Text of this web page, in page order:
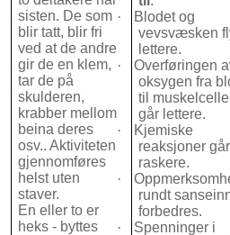
sisten. De som
blir tatt, blir fri
ved at de andre
gir de en klem,
tar de på
skulderen,
krabber mellom
beina deres
osv.. Aktiviteten
gjennomføres
helst uten
staver.
En eller to er
heks - byttes
·
Blodet og
vevsvæsken
lettere.
·
Overføringen
oksygen fra
til
går lettere.
·
Kjemiske
reaksjoner går
raskere.
·
rundt
forbedres.
·
Spenninger i